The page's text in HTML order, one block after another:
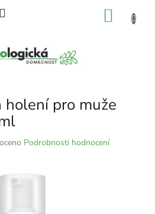
holení pro muže
Podrobnosti hodnocení